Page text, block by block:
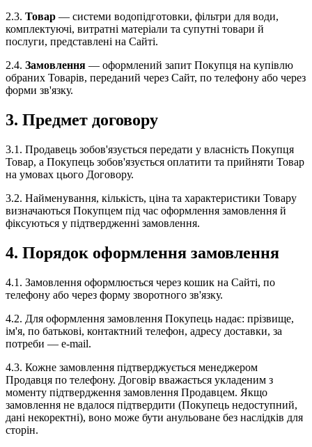
2.3. Товар — системи водопідготовки, фільтри для води,
комплектуючі, витратні матеріали та супутні товари й
послуги, представлені на Сайті.
2.4. Замовлення — оформлений запит Покупця на купівлю
обраних Товарів, переданий через Сайт, по телефону або через
форми зв'язку.
3. Предмет договору
3.1. Продавець зобов'язується передати у власність Покупця
Товар, а Покупець зобов'язується оплатити та прийняти Товар
на умовах цього Договору.
3.2. Найменування, кількість, ціна та характеристики Товару
визначаються Покупцем під час оформлення замовлення й
фіксуються у підтвердженні замовлення.
4. Порядок оформлення замовлення
4.1. Замовлення оформлюється через кошик на Сайті, по
телефону або через форму зворотного зв'язку.
4.2. Для оформлення замовлення Покупець надає: прізвище,
ім'я, по батькові, контактний телефон, адресу доставки, за
потреби — e-mail.
4.3. Кожне замовлення підтверджується менеджером
Продавця по телефону. Договір вважається укладеним з
моменту підтвердження замовлення Продавцем. Якщо
замовлення не вдалося підтвердити (Покупець недоступний,
дані некоректні), воно може бути анульоване без наслідків для
сторін.